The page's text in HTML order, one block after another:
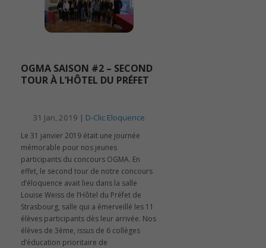
OGMA SAISON #2 – SECOND
TOUR À L’HÔTEL DU PRÉFET
31 Jan, 2019 | D-Clic Eloquence
Le 31 janvier 2019 était une journée
mémorable pour nos jeunes
participants du concours OGMA. En
effet, le second tour de notre concours
d’éloquence avait lieu dans la salle
Louise Weiss de l’Hôtel du Préfet de
Strasbourg, salle qui a émerveillé les 11
élèves participants dès leur arrivée. Nos
élèves de 3ème, issus de 6 collèges
d’éducation prioritaire de